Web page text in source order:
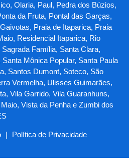
Olaria, Paul, Pedra dos Búzios,
da Fruta, Pontal das Garças,
Praia de Itaparica, Praia
Residencial Itaparica, Rio
Família, Santa Clara,
Mônica Popular, Santa Paula
Santos Dumont, Soteco, São
Vermelha, Ulisses Guimarães,
Vila Garrido, Vila Guaranhuns,
Vista da Penha e Zumbi dos
| Política de Privacidade